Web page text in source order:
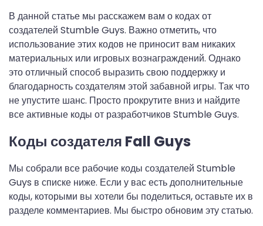
В данной статье мы расскажем вам о кодах от
создателей Stumble Guys. Важно отметить, что
использование этих кодов не приносит вам никаких
материальных или игровых вознаграждений. Однако
это отличный способ выразить свою поддержку и
благодарность создателям этой забавной игры. Так что
не упустите шанс. Просто прокрутите вниз и найдите
все активные коды от разработчиков Stumble Guys.
Коды создателя Fall Guys
Мы собрали все рабочие коды создателей Stumble
Guys в списке ниже. Если у вас есть дополнительные
коды, которыми вы хотели бы поделиться, оставьте их в
разделе комментариев. Мы быстро обновим эту статью.